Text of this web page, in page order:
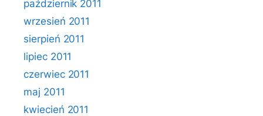
październik 2011
wrzesień 2011
sierpień 2011
lipiec 2011
czerwiec 2011
maj 2011
kwiecień 2011